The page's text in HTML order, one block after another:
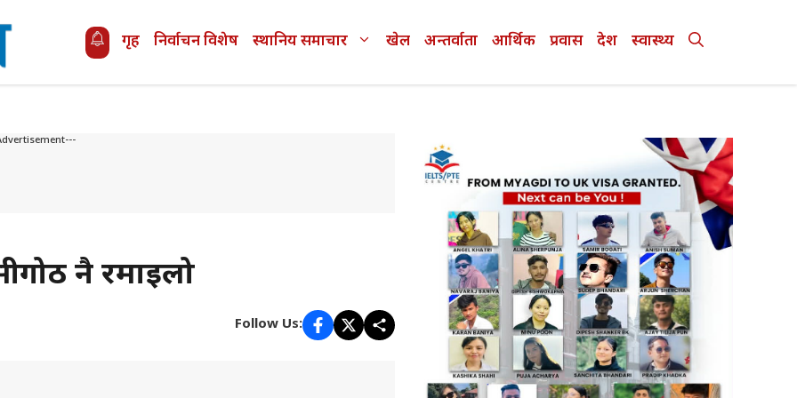
गृह निर्वाचन विशेष स्थानिय समाचार खेल अन्तर्वाता आर्थिक प्रवास देश स्वास्थ्य
नै रमाइलो
Follow Us: